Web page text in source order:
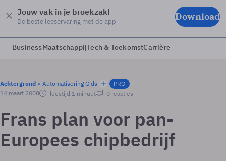
Jouw vak in je broekzak!
De beste leeservaring met de app Download
BusinessMaatschappijTech & ToekomstCarrière
Achtergrond Automatisering Gids
PRO
14 maart 2008
leestijd 1 minuut 0 reacties
Frans plan voor pan-
Europees chipbedrijf